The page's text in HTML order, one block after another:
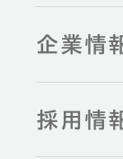
企業情
採用情